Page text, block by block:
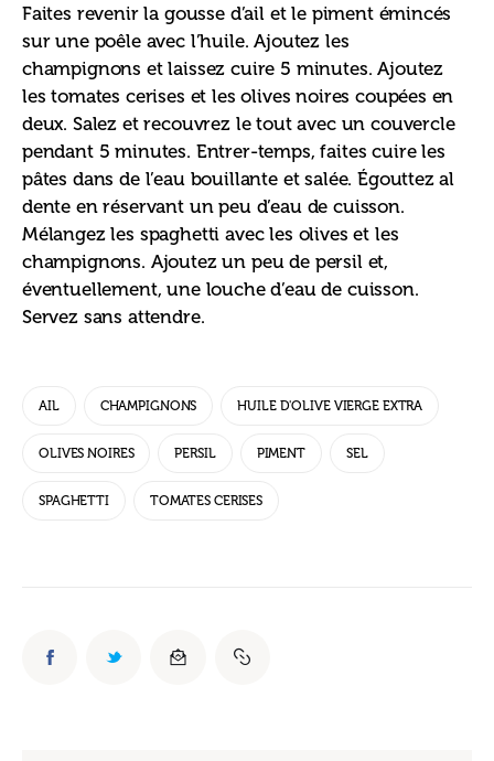
Faites revenir la gousse d’ail et le piment émincés
sur une poêle avec l’huile. Ajoutez les
champignons et laissez cuire 5 minutes. Ajoutez
les tomates cerises et les olives noires coupées en
deux. Salez et recouvrez le tout avec un couvercle
pendant 5 minutes. Entrer-temps, faites cuire les
pâtes dans de l’eau bouillante et salée. Égouttez al
dente en réservant un peu d’eau de cuisson.
Mélangez les spaghetti avec les olives et les
champignons. Ajoutez un peu de persil et,
éventuellement, une louche d’eau de cuisson.
Servez sans attendre.
AIL CHAMPIGNONS HUILE D'OLIVE VIERGE EXTRA
OLIVES NOIRES PERSIL PIMENT SEL
SPAGHETTI TOMATES CERISES